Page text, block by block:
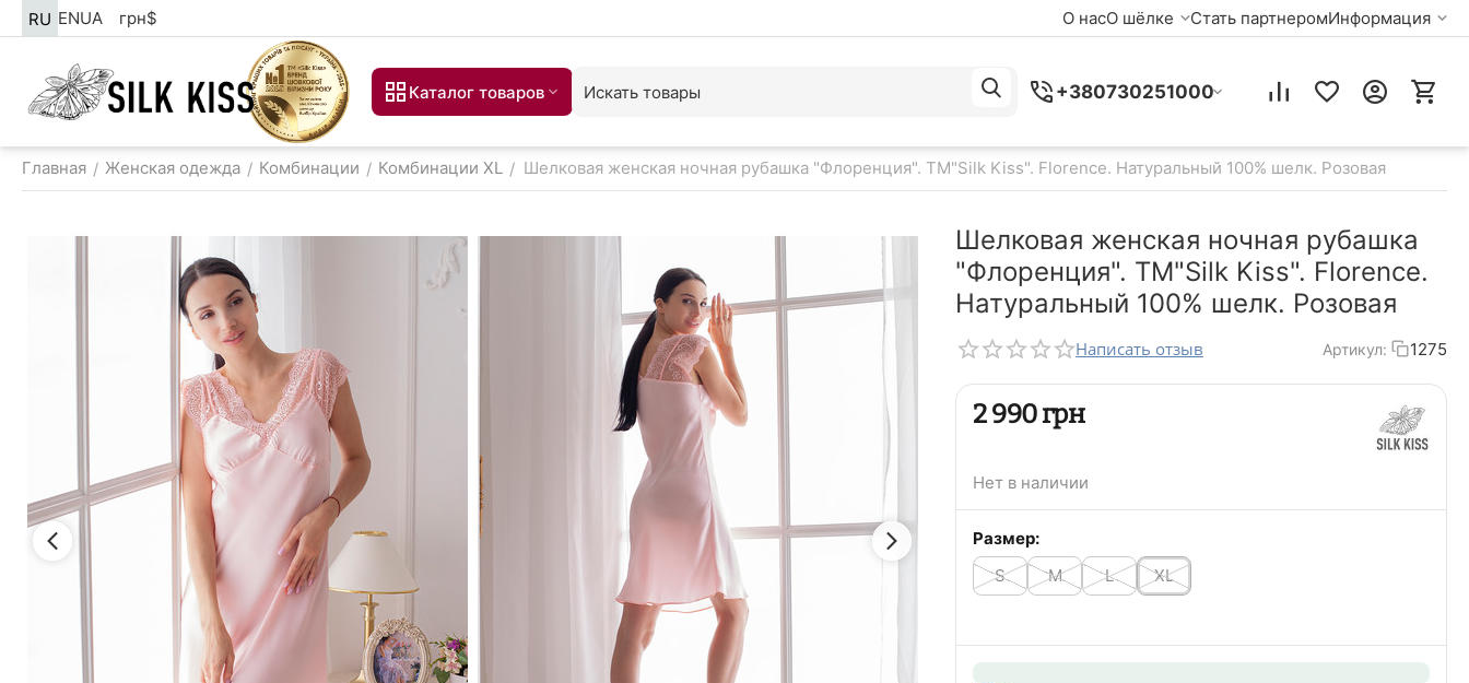
RU ENUA грн$ О насО шёлке Стать партнеромИнформация
Каталог товаров +380730251000
Главная / Женская одежда / Комбинации / Комбинации XL / Шелковая женская ночная рубашка "Флоренция". TM"Silk Kiss". Florence. Натуральный 100% шелк. Розовая
Шелковая женская ночная рубашка
"Флоренция". TM"Silk Kiss". Florence.
Натуральный 100% шелк. Розовая
Написать отзыв Артикул: 1275
‍2 990‍грн
Нет в наличии
Размер:
S
M L XL